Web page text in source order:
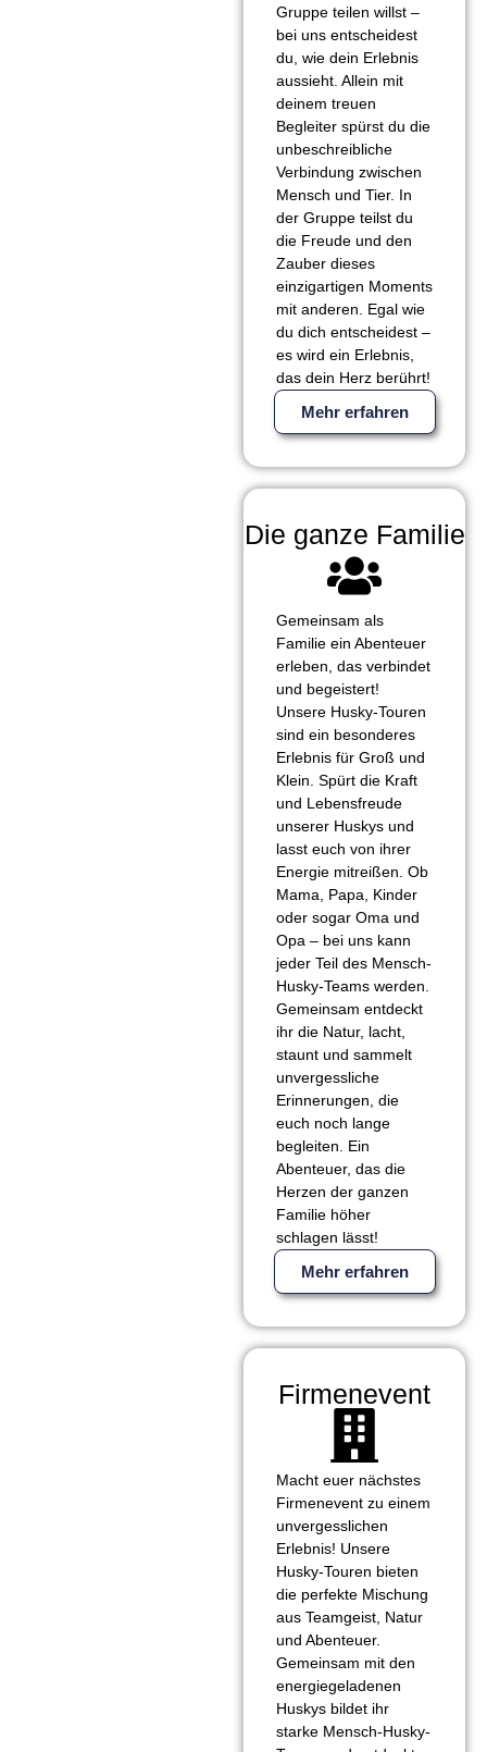
Gruppe teilen willst –
bei uns entscheidest
du, wie dein Erlebnis
aussieht. Allein mit
deinem treuen
Begleiter spürst du die
unbeschreibliche
Verbindung zwischen
Mensch und Tier. In
der Gruppe teilst du
die Freude und den
Zauber dieses
einzigartigen Moments
mit anderen. Egal wie
du dich entscheidest –
es wird ein Erlebnis,
das dein Herz berührt!
Mehr erfahren
Die ganze Familie
Gemeinsam als
Familie ein Abenteuer
erleben, das verbindet
und begeistert!
Unsere Husky-Touren
sind ein besonderes
Erlebnis für Groß und
Klein. Spürt die Kraft
und Lebensfreude
unserer Huskys und
lasst euch von ihrer
Energie mitreißen. Ob
Mama, Papa, Kinder
oder sogar Oma und
Opa – bei uns kann
jeder Teil des Mensch-
Husky-Teams werden.
Gemeinsam entdeckt
ihr die Natur, lacht,
staunt und sammelt
unvergessliche
Erinnerungen, die
euch noch lange
begleiten. Ein
Abenteuer, das die
Herzen der ganzen
Familie höher
schlagen lässt!
Mehr erfahren
Firmenevent
Macht euer nächstes
Firmenevent zu einem
unvergesslichen
Erlebnis! Unsere
Husky-Touren bieten
die perfekte Mischung
aus Teamgeist, Natur
und Abenteuer.
Gemeinsam mit den
energiegeladenen
Huskys bildet ihr
starke Mensch-Husky-